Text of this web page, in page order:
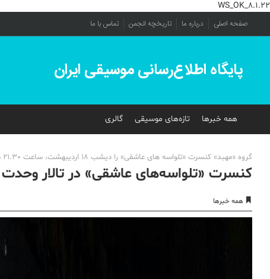
WS_OK_8.1.22
صفحه اصلی درباره ما تاریخچه انجمن تماس با ما
پایگاه اطلاع‌رسانی موسیقی ایران
همه خبرها تازه‌های موسیقی گالری
گروه «مهبد» کنسرت «تلواسه های عاشقی» را دیشب 18 اردیبهشت، ساعت 21.30 در تالار وحدت با استقبال علاقمندان و هنرمندان برگزار کرد.
کنسرت «تلواسه‌های عاشقی» در تالار وحدت
همه خبرها